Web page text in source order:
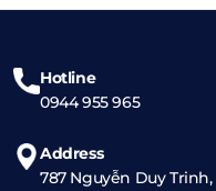
Hotline
0944 955 965
Address
787 Nguyễn Duy